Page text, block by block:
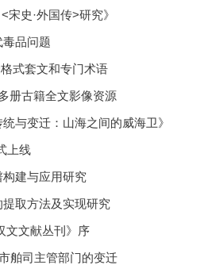
宋史·外国传>研究》
品问题
式套文和专门术语
册古籍全文影像资源
与变迁：山海之间的威海卫》
上线
建与应用研究
取方法及实现研究
文文献丛刊》序
舶司主管部门的变迁